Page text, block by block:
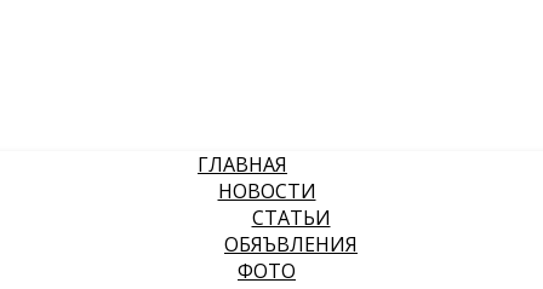
ГЛАВНАЯ
НОВОСТИ
СТАТЬИ
ОБЯЪВЛЕНИЯ
ФОТО